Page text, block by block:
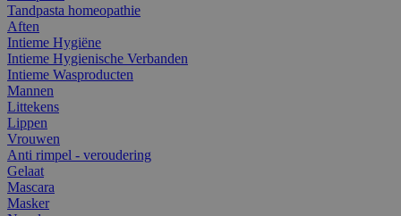
Tandpasta homeopathie
Aften
Intieme Hygiëne
Intieme Hygienische Verbanden
Intieme Wasproducten
Mannen
Littekens
Lippen
Vrouwen
Anti rimpel - veroudering
Gelaat
Mascara
Masker